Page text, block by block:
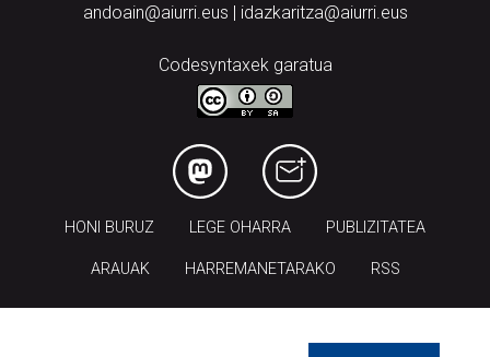
andoain@aiurri.eus | idazkaritza@aiurri.eus
Codesyntaxek garatua
HONI BURUZ LEGE OHARRA PUBLIZITATEA
ARAUAK HARREMANETARAKO RSS